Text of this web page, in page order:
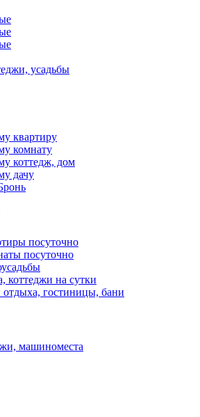
усадьбы
квартиру
комнату
коттедж, дом
дачу
посуточно
посуточно
коттеджи на сутки
отдыха, гостиницы, бани
машиноместа